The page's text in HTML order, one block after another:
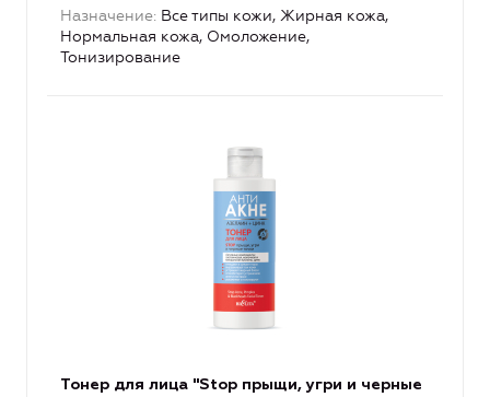
Назначение Все типы кожи, Жирная кожа,
Нормальная кожа, Омоложение,
Тонизирование
Тонер для лица "Stop прыщи, угри и черные